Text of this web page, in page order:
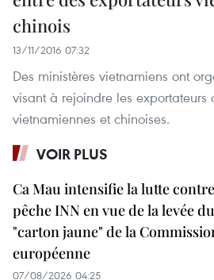
chinois
13/11/2016 07:32
Des ministères vietnamiens ont
visant à rejoindre les exportateurs
vietnamiennes et chinoises.
VOIR PLUS
Ca Mau intensifie la lutte
pêche INN en vue de la levée du
"carton jaune" de la
européenne
07/08/2026 04:25